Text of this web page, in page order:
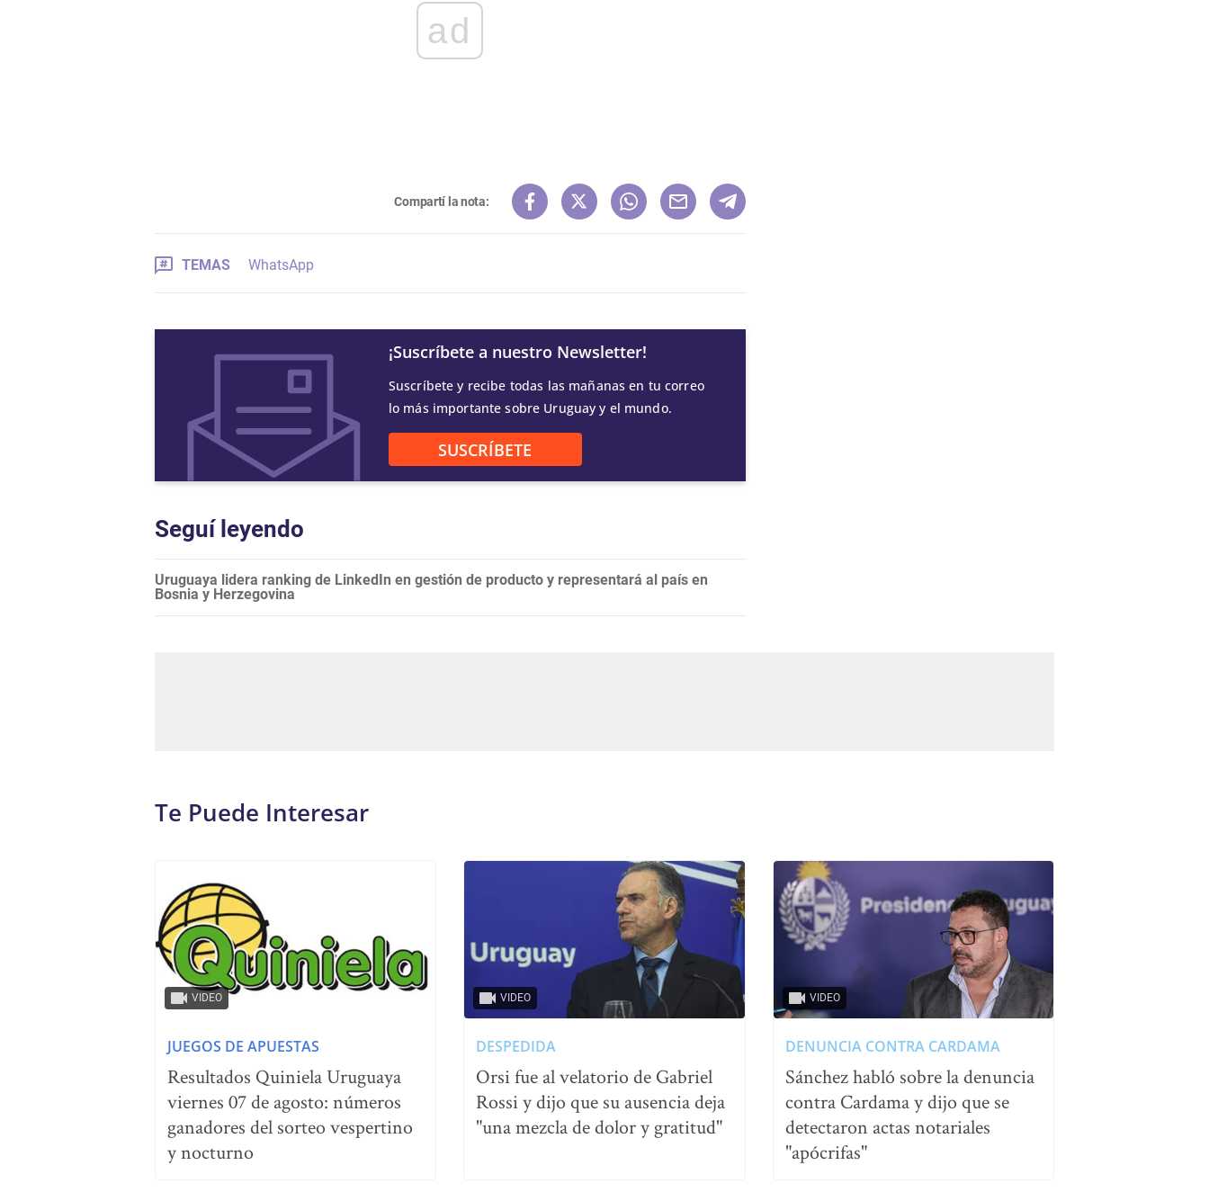
ad
Compartí la nota:
TEMAS WhatsApp
¡Suscríbete a nuestro Newsletter!
Suscríbete y recibe todas las mañanas en tu correo
lo más importante sobre Uruguay y el mundo.
SUSCRÍBETE
Seguí leyendo
Uruguaya lidera ranking de LinkedIn en gestión de producto y representará al país en
Bosnia y Herzegovina
Te Puede Interesar
VIDEO
JUEGOS DE APUESTAS
Resultados Quiniela Uruguaya
viernes 07 de agosto: números
ganadores del sorteo vespertino
y nocturno
VIDEO
DESPEDIDA
Orsi fue al velatorio de Gabriel
Rossi y dijo que su ausencia deja
"una mezcla de dolor y gratitud"
VIDEO
DENUNCIA CONTRA CARDAMA
Sánchez habló sobre la denuncia
contra Cardama y dijo que se
detectaron actas notariales
"apócrifas"